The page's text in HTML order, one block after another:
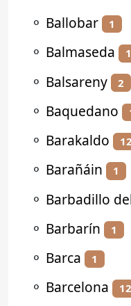
⚬ Ballobar 1
⚬ Balmaseda 1
⚬ Balsareny 2
⚬ Baquedano
⚬ Barakaldo 12
⚬ Barañáin 1
⚬ Barbadillo
⚬ Barbarín 1
⚬ Barca 1
⚬ Barcelona 12